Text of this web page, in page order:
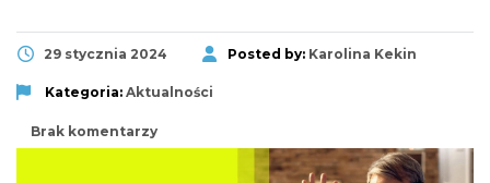
29 stycznia 2024 Posted by: Karolina Kekin
Kategoria: Aktualności
Brak komentarzy